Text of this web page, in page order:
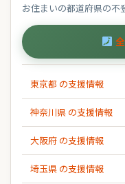
お住まいの都道府県の不
東京都 の支援情報
神奈川県 の支援情報
大阪府 の支援情報
埼玉県 の支援情報